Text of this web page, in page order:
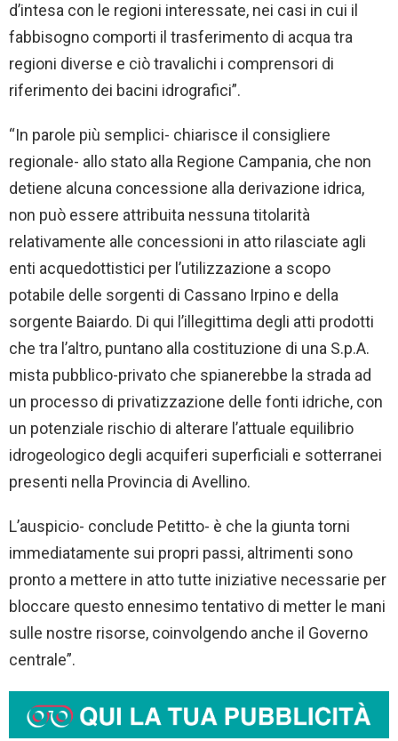
d’intesa con le regioni interessate, nei casi in cui il
fabbisogno comporti il trasferimento di acqua tra
regioni diverse e ciò travalichi i comprensori di
riferimento dei bacini idrografici”.
“In parole più semplici- chiarisce il consigliere
regionale- allo stato alla Regione Campania, che non
detiene alcuna concessione alla derivazione idrica,
non può essere attribuita nessuna titolarità
relativamente alle concessioni in atto rilasciate agli
enti acquedottistici per l’utilizzazione a scopo
potabile delle sorgenti di Cassano Irpino e della
sorgente Baiardo. Di qui l’illegittima degli atti prodotti
che tra l’altro, puntano alla costituzione di una S.p.A.
mista pubblico-privato che spianerebbe la strada ad
un processo di privatizzazione delle fonti idriche, con
un potenziale rischio di alterare l’attuale equilibrio
idrogeologico degli acquiferi superficiali e sotterranei
presenti nella Provincia di Avellino.
L’auspicio- conclude Petitto- è che la giunta torni
immediatamente sui propri passi, altrimenti sono
pronto a mettere in atto tutte iniziative necessarie per
bloccare questo ennesimo tentativo di metter le mani
sulle nostre risorse, coinvolgendo anche il Governo
centrale”.